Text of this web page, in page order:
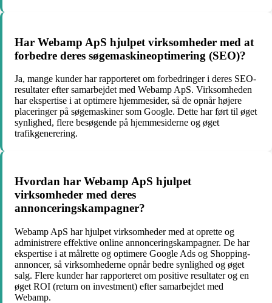
Har Webamp ApS hjulpet virksomheder med at
forbedre deres søgemaskineoptimering (SEO)?
Ja, mange kunder har rapporteret om forbedringer i deres SEO-
resultater efter samarbejdet med Webamp ApS. Virksomheden
har ekspertise i at optimere hjemmesider, så de opnår højere
placeringer på søgemaskiner som Google. Dette har ført til øget
synlighed, flere besøgende på hjemmesiderne og øget
trafikgenerering.
Hvordan har Webamp ApS hjulpet
virksomheder med deres
annonceringskampagner?
Webamp ApS har hjulpet virksomheder med at oprette og
administrere effektive online annonceringskampagner. De har
ekspertise i at målrette og optimere Google Ads og Shopping-
annoncer, så virksomhederne opnår bedre synlighed og øget
salg. Flere kunder har rapporteret om positive resultater og en
øget ROI (return on investment) efter samarbejdet med
Webamp.